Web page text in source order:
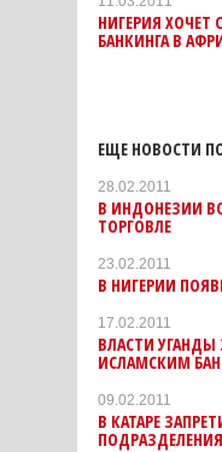
НИГЕРИЯ ХОЧЕТ
БАНКИНГА В
ЕЩЕ НОВОСТИ
28.02.2011
В ИНДОНЕЗИИ
ТОРГОВЛЕ
23.02.2011
В НИГЕРИИ
17.02.2011
ВЛАСТИ УГАНДЫ
ИСЛАМСКИМ
09.02.2011
В КАТАРЕ